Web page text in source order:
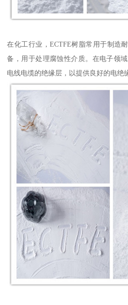
在化工行业，ECTFE树脂常用于制造
备，用于处理腐蚀性介质。在电子领
电线电缆的绝缘层，以提供良好的电绝